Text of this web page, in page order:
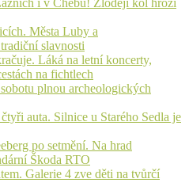
Města Luby a
slavnosti
Láká na letní koncerty,
na fichtlech
plnou archeologických
auta. Silnice u Starého Sedla je
po setmění. Na hrad
Škoda RTO
Galerie 4 zve děti na tvůrčí